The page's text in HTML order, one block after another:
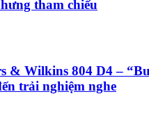
tham chiếu
& Wilkins 804 D4 –
trải nghiệm nghe